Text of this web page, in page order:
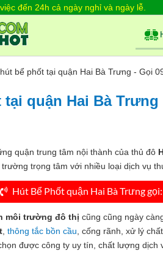
đến 24h cả ngày nghỉ và ngày lễ.
bể phốt tại quận Hai Bà Trưng - Gọi
quận Hai Bà Trưng
quận trung tâm nội thành của thủ đô
trọng tâm với nhiều loại dịch vụ
Hút Bể Phốt quận Hai Bà Trưng
môi trường đô thị cũng cũng ngày
thông tắc bồn cầu , cống rãnh, xử lý
được công ty uy tín, chất lượng dịch